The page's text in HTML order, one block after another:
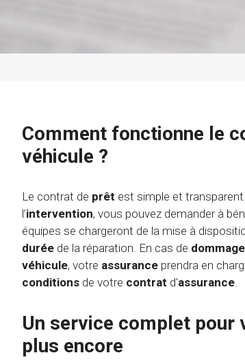
Comment fonctionne le
véhicule ?
Le contrat de prêt est simple et
l’intervention, vous pouvez demander à
équipes se chargeront de la mise à
durée de la réparation. En cas de
véhicule, votre assurance prendra en
conditions de votre contrat d'assurance.
Un service complet pour
plus encore